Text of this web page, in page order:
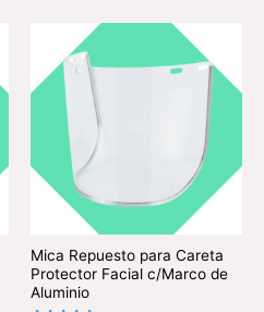
Mica Repuesto para Careta
Protector Facial c/Marco de
Aluminio